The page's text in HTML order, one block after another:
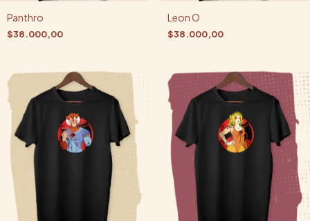
Panthro
$38.000,00
Leon O
$38.000,00